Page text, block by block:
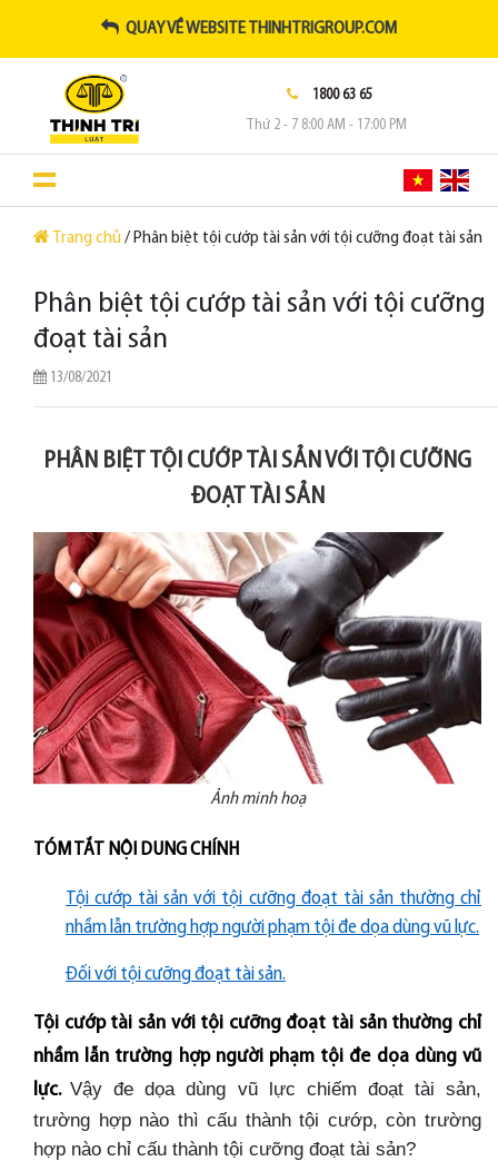
QUAY VỀ WEBSITE THINHTRIGROUP.COM
1800 63 65
Thứ 2 - 7 8:00 AM - 17:00 PM
Trang chủ / Phân biệt tội cướp tài sản với tội cưỡng đoạt tài sản
Phân biệt tội cướp tài sản với tội cưỡng
đoạt tài sản
13/08/2021
PHÂN BIỆT TỘI CƯỚP TÀI SẢN VỚI TỘI CƯỠNG
ĐOẠT TÀI SẢN
Ảnh minh hoạ
TÓM TẮT NỘI DUNG CHÍNH
Tội cướp tài sản với tội cưỡng đoạt tài sản thường chỉ
nhầm lẫn trường hợp người phạm tội đe dọa dùng vũ lực.
Đối với tội cưỡng đoạt tài sản.
Tội cướp tài sản với tội cưỡng đoạt tài sản thường chỉ
nhầm lẫn trường hợp người phạm tội đe dọa dùng vũ
lực. Vậy đe dọa dùng vũ lực chiếm đoạt tài sản,
trường hợp nào thì cấu thành tội cướp, còn trường
hợp nào chỉ cấu thành tội cưỡng đoạt tài sản?